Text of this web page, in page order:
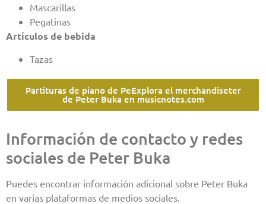
Mascarillas
Pegatinas
Artículos de bebida
Tazas
Partituras de piano de PeExplora el merchandiseter
de Peter Buka en musicnotes.com
Información de contacto y redes
sociales de Peter Buka
Puedes encontrar información adicional sobre Peter Buka
en varias plataformas de medios sociales.